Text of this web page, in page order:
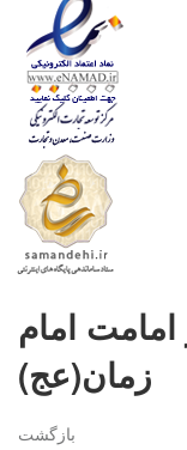
امامت امام
زمان(عج)
بازگشت